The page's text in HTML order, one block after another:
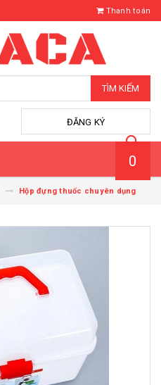
Thanh toán
TÌM KIẾM
ĐĂNG KÝ
0
Hộp đựng thuốc chuyên dụng